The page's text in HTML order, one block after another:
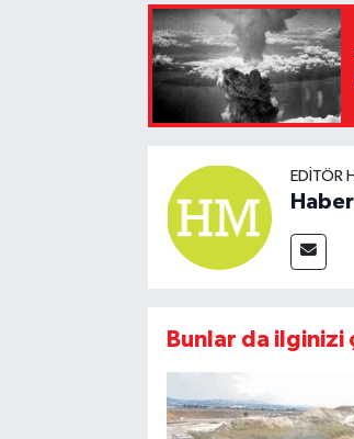
EDITÖR
Bunlar da ilginizi